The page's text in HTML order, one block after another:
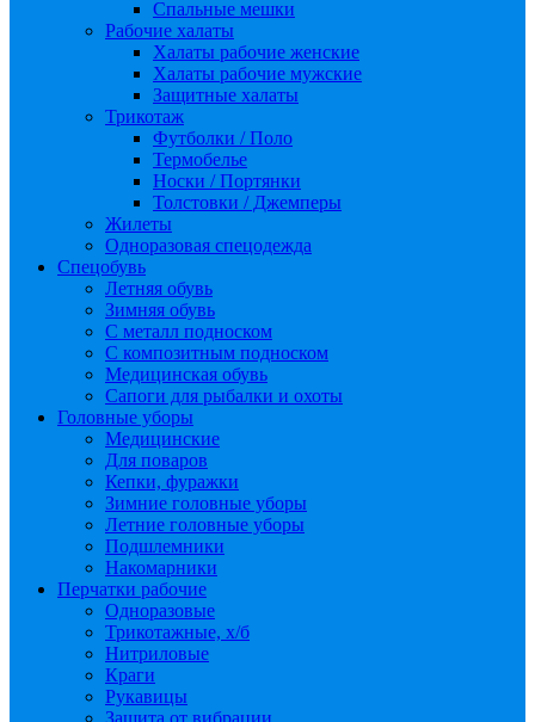
Спальные мешки
Рабочие халаты
Халаты рабочие женские
Халаты рабочие мужские
Защитные халаты
Трикотаж
Футболки / Поло
Термобелье
Носки / Портянки
Толстовки / Джемперы
Жилеты
Одноразовая спецодежда
Спецобувь
Летняя обувь
Зимняя обувь
С металл подноском
С композитным подноском
Медицинская обувь
Сапоги для рыбалки и охоты
Головные уборы
Медицинские
Для поваров
Кепки, фуражки
Зимние головные уборы
Летние головные уборы
Подшлемники
Накомарники
Перчатки рабочие
Одноразовые
Трикотажные, х/б
Нитриловые
Краги
Рукавицы
Защита от вибрации